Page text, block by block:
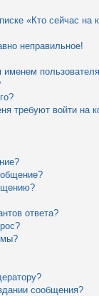
«Кто сейчас на
неправильное!
требуют войти на
ответа?
сообщения?